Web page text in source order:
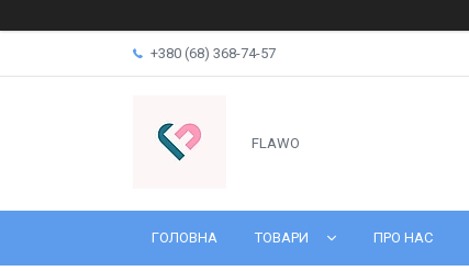
+380 (68) 368-74-57
FLAWO
ГОЛОВНА ТОВАРИ ПРО НАС